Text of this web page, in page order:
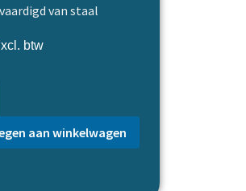
van staal
btw
aan winkelwagen